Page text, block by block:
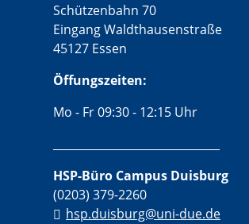
Schützenbahn 70
Eingang Waldthausenstraße
45127 Essen
Öffungszeiten:
Mo - Fr 09:30 - 12:15 Uhr
HSP-Büro Campus Duisburg
(0203) 379-2260
hsp.duisburg@uni-due.de